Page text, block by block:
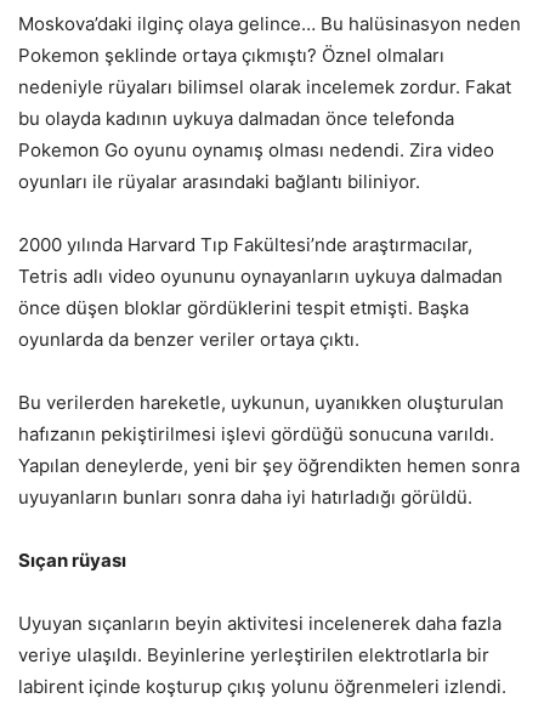
Moskova’daki ilginç olaya gelince… Bu halüsinasyon neden
Pokemon şeklinde ortaya çıkmıştı? Öznel olmaları
nedeniyle rüyaları bilimsel olarak incelemek zordur. Fakat
bu olayda kadının uykuya dalmadan önce telefonda
Pokemon Go oyunu oynamış olması nedendi. Zira video
oyunları ile rüyalar arasındaki bağlantı biliniyor.
2000 yılında Harvard Tıp Fakültesi’nde araştırmacılar,
Tetris adlı video oyununu oynayanların uykuya dalmadan
önce düşen bloklar gördüklerini tespit etmişti. Başka
oyunlarda da benzer veriler ortaya çıktı.
Bu verilerden hareketle, uykunun, uyanıkken oluşturulan
hafızanın pekiştirilmesi işlevi gördüğü sonucuna varıldı.
Yapılan deneylerde, yeni bir şey öğrendikten hemen sonra
uyuyanların bunları sonra daha iyi hatırladığı görüldü.
Sıçan rüyası
Uyuyan sıçanların beyin aktivitesi incelenerek daha fazla
veriye ulaşıldı. Beyinlerine yerleştirilen elektrotlarla bir
labirent içinde koşturup çıkış yolunu öğrenmeleri izlendi.